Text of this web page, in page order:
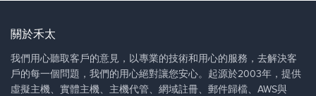
關於禾太
我們用心聽取客戶的意見，以專業的技術和用心的服務，去解決客
戶的每一個問題，我們的用心絕對讓您安心。起源於2003年，提供
虛擬主機、實體主機、 主機代管、 網域註冊、 郵件歸檔、AWS與